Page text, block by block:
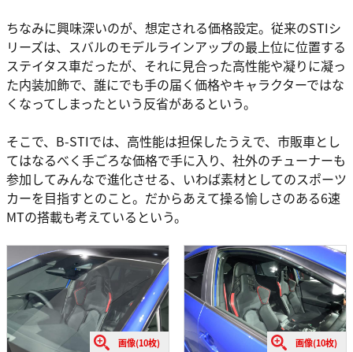
ちなみに興味深いのが、想定される価格設定。従来のSTIシ
リーズは、スバルのモデルラインアップの最上位に位置する
ステイタス車だったが、それに見合った高性能や凝りに凝っ
た内装加飾で、誰にでも手の届く価格やキャラクターではな
くなってしまったという反省があるという。
そこで、B-STIでは、高性能は担保したうえで、市販車とし
てはなるべく手ごろな価格で手に入り、社外のチューナーも
参加してみんなで進化させる、いわば素材としてのスポーツ
カーを目指すとのこと。だからあえて操る愉しさのある6速
MTの搭載も考えているという。
画像(10枚) 画像(10枚)